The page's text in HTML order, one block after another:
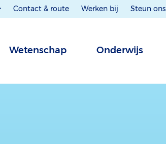
Contact & route Werken bij Steun ons
Wetenschap Onderwijs